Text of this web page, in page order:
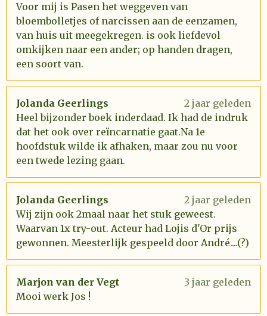
Voor mij is Pasen het weggeven van
bloembolletjes of narcissen aan de eenzamen,
van huis uit meegekregen. is ook liefdevol
omkijken naar een ander; op handen dragen,
een soort van.
Jolanda Geerlings
2 jaar geleden
Heel bijzonder boek inderdaad. Ik had de indruk
dat het ook over reïncarnatie gaat.Na 1e
hoofdstuk wilde ik afhaken, maar zou nu voor
een twede lezing gaan.
Jolanda Geerlings
2 jaar geleden
Wij zijn ook 2maal naar het stuk geweest.
Waarvan 1x try-out. Acteur had Lojis d'Or prijs
gewonnen. Meesterlijk gespeeld door André....(?)
Marjon van der Vegt
3 jaar geleden
Mooi werk Jos !